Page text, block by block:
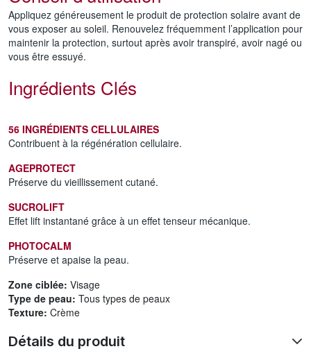
Appliquez généreusement le produit de protection solaire avant de
vous exposer au soleil. Renouvelez fréquemment l’application pour
maintenir la protection, surtout après avoir transpiré, avoir nagé ou
vous être essuyé.
Ingrédients Clés
56 INGRÉDIENTS CELLULAIRES
Contribuent à la régénération cellulaire.
AGEPROTECT
Préserve du vieillissement cutané.
SUCROLIFT
Effet lift instantané grâce à un effet tenseur mécanique.
PHOTOCALM
Préserve et apaise la peau.
Zone ciblée: Visage
Type de peau: Tous types de peaux
Texture: Crème
Détails du produit